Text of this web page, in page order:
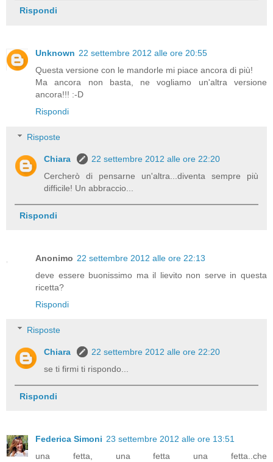
Rispondi
Unknown 22 settembre 2012 alle ore 20:55
Questa versione con le mandorle mi piace ancora di più!
Ma ancora non basta, ne vogliamo un'altra versione
ancora!!! :-D
Rispondi
Risposte
Chiara
22 settembre 2012 alle ore 22:20
Cercherò di pensarne un'altra...diventa sempre più
difficile! Un abbraccio...
Rispondi
Anonimo 22 settembre 2012 alle ore 22:13
deve essere buonissimo ma il lievito non serve in questa
ricetta?
Rispondi
Risposte
Chiara
22 settembre 2012 alle ore 22:20
se ti firmi ti rispondo...
Rispondi
Federica Simoni 23 settembre 2012 alle ore 13:51
una fetta, una fetta una fetta..che